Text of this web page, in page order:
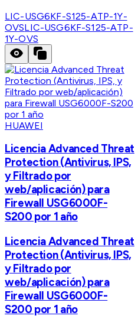
LIC-USG6KF-S125-ATP-1Y-
OVSLIC-USG6KF-S125-ATP-
1Y-OVS
HUAWEI
Licencia Advanced Threat
Protection (Antivirus, IPS,
y Filtrado por
web/aplicación) para
Firewall USG6000F-
S200 por 1 año
Licencia Advanced Threat
Protection (Antivirus, IPS,
y Filtrado por
web/aplicación) para
Firewall USG6000F-
S200 por 1 año